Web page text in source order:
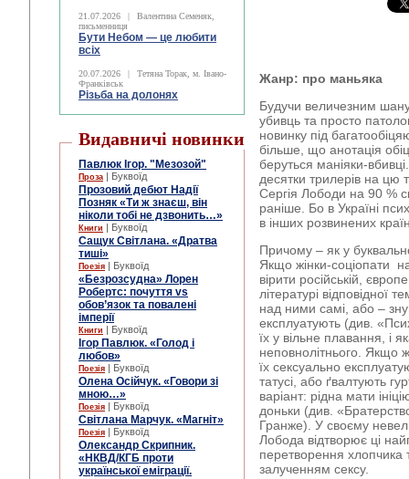
21.07.2026 |
Валентина Семеняк,
письменниця
Бути Небом ― це любити
всіх
20.07.2026 |
Тетяна Торак, м. Івано-
Франківськ
Різьба на долонях
Видавничі новинки
Павлюк Ігор. "Мезозой"
Проза | Буквоїд
Прозовий дебют Надії
Позняк «Ти ж знаєш, він
ніколи тобі не дзвонить…»
Книги | Буквоїд
Сащук Світлана. «Дратва
тиші»
Поезія | Буквоїд
«Безрозсудна» Лорен
Робертс: почуття vs
обов’язок та повалені
імперії
Книги | Буквоїд
Ігор Павлюк. «Голод і
любов»
Поезія | Буквоїд
Олена Осійчук. «Говори зі
мною…»
Поезія | Буквоїд
Світлана Марчук. «Магніт»
Поезія | Буквоїд
Олександр Скрипник.
«НКВД/КГБ проти
української еміграції.
Жанр: про маньяка
Будучи величезним
убивць та просто
новинку під
більше, що анотація
беруться маніяки-
десятки трилерів на цю
Сергія Лободи на 90 %
раніше. Бо в Україні
в інших розвинених
Причому – як у
Якщо жінки-соціопати
вірити російській,
літературі відповідної
над ними самі, або –
експлуатують (див.
їх у вільне плавання, і
неповнолітнього. Якщо
їх сексуально
татусі, або ґвалтують
варіант: рідна мати
доньки (див.
Гранже). У своєму
Лобода відтворює ці
перетворення хлопчика
залученням сексу.